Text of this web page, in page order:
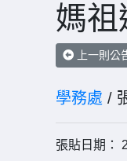
媽祖
上一則公
學務處 /
張貼日期：